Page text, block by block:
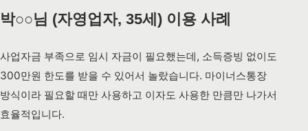
박○○님 (자영업자, 35세) 이용 사례
사업자금 부족으로 임시 자금이 필요했는데, 소득증빙 없이도
300만원 한도를 받을 수 있어서 놀랐습니다. 마이너스통장
방식이라 필요할 때만 사용하고 이자도 사용한 만큼만 나가서
효율적입니다.